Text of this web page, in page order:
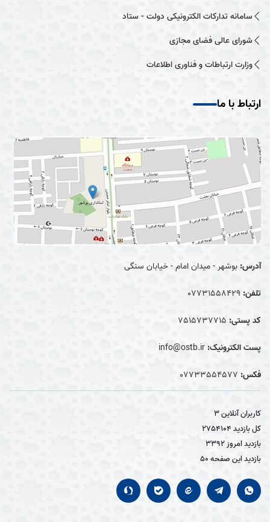
سامانه تدارکات الکترونیکی دولت - ستاد
شورای عالی فضای مجازی
وزارت ارتباطات و فناوری اطلاعات
ارتباط با ما
آدرس: بوشهر - میدان امام - خیابان سنگی
تلفن: 07731558429
کد پستی: 7515737715
پست الکترونیک: info@ostb.ir
فکس: 07733554577
کاربران آنلاین3
کل بازدید2754104
بازدید امروز3392
بازدید این صفحه50